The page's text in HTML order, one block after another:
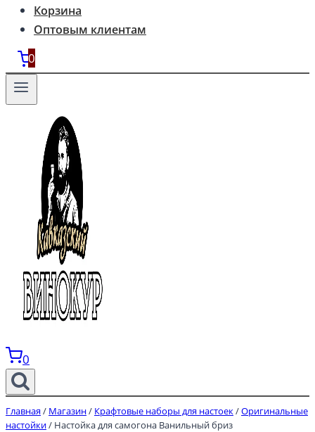
Корзина
Оптовым клиентам
0
0
Главная/ Магазин/ Крафтовые наборы для настоек/Оригинальные
настойки/ Настойка для самогона Ванильный бриз